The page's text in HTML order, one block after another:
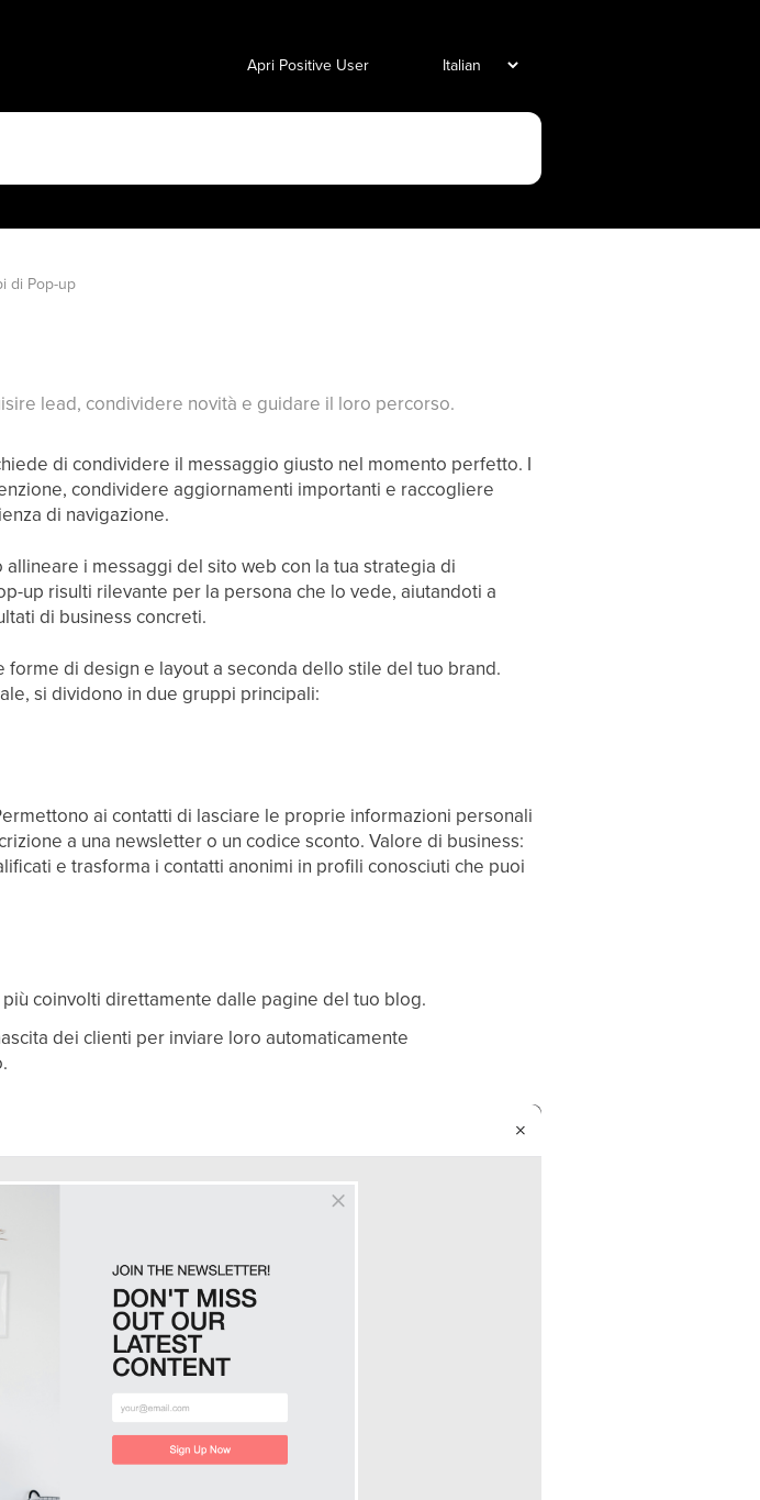
Apri Positive User
di Pop-up
lead, condividere novità e guidare il loro percorso.
di condividere il messaggio giusto nel momento perfetto. I
condividere aggiornamenti importanti e raccogliere
di navigazione.
i messaggi del sito web con la tua strategia di
up risulti rilevante per la persona che lo vede, aiutandoti a
di business concreti.
di design e layout a seconda dello stile del tuo brand.
si dividono in due gruppi principali:
ai contatti di lasciare le proprie informazioni personali
a una newsletter o un codice sconto. Valore di business:
e trasforma i contatti anonimi in profili conosciuti che puoi
coinvolti direttamente dalle pagine del tuo blog.
dei clienti per inviare loro automaticamente